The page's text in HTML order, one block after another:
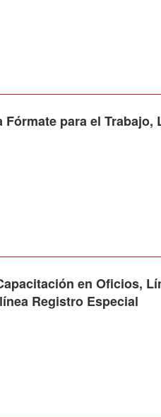
para el Trabajo,
en Oficios,
Registro Especial